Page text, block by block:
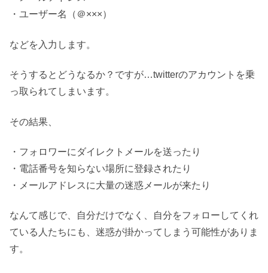
・ユーザー名（＠×××）
などを入力します。
そうするとどうなるか？ですが…twitterのアカウントを乗
っ取られてしまいます。
その結果、
・フォロワーにダイレクトメールを送ったり
・電話番号を知らない場所に登録されたり
・メールアドレスに大量の迷惑メールが来たり
なんて感じで、自分だけでなく、自分をフォローしてくれ
ている人たちにも、迷惑が掛かってしまう可能性がありま
す。